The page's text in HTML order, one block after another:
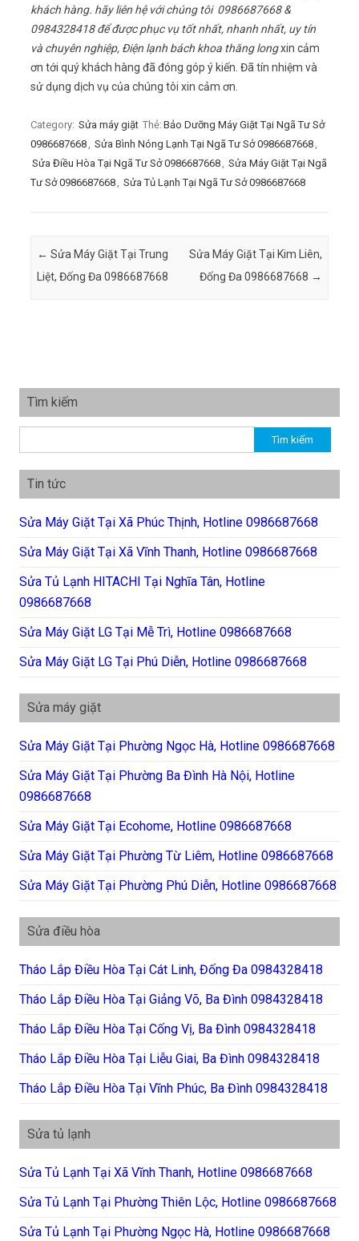
khách hàng. hãy liên hệ với chúng tôi 0986687668 &
0984328418 để được phục vụ tốt nhất, nhanh nhất, uy tín
và chuyên nghiệp, Điện lạnh bách khoa thăng longxin cảm
ơn tới quý khách hàng đã đóng góp ý kiến. Đã tín nhiệm và
sử dụng dịch vụ của chúng tôi xin cảm ơn.
Category: Sửa máy giặt Thẻ: Bảo Dưỡng Máy Giặt Tại Ngã Tư Sở
0986687668, Sửa Bình Nóng Lạnh Tại Ngã Tư Sở 0986687668,
Sửa Điều Hòa Tại Ngã Tư Sở 0986687668, Sửa Máy Giặt Tại Ngã
Tư Sở 0986687668, Sửa Tủ Lạnh Tại Ngã Tư Sở 0986687668
Post navigation
← Sửa Máy Giặt Tại Trung
Liệt, Đống Đa 0986687668
Sửa Máy Giặt Tại Kim Liên,
Đống Đa 0986687668 →
Tìm kiếm
Tin tức
Sửa Máy Giặt Tại Xã Phúc Thịnh, Hotline 0986687668
Sửa Máy Giặt Tại Xã Vĩnh Thanh, Hotline 0986687668
Sửa Tủ Lạnh HITACHI Tại Nghĩa Tân, Hotline
0986687668
Sửa Máy Giặt LG Tại Mễ Trì, Hotline 0986687668
Sửa Máy Giặt LG Tại Phú Diễn, Hotline 0986687668
Sửa máy giặt
Sửa Máy Giặt Tại Phường Ngọc Hà, Hotline 0986687668
Sửa Máy Giặt Tại Phường Ba Đình Hà Nội, Hotline
0986687668
Sửa Máy Giặt Tại Ecohome, Hotline 0986687668
Sửa Máy Giặt Tại Phường Từ Liêm, Hotline 0986687668
Sửa Máy Giặt Tại Phường Phú Diễn, Hotline 0986687668
Sửa điều hòa
Tháo Lắp Điều Hòa Tại Cát Linh, Đống Đa 0984328418
Tháo Lắp Điều Hòa Tại Giảng Võ, Ba Đình 0984328418
Tháo Lắp Điều Hòa Tại Cống Vị, Ba Đình 0984328418
Tháo Lắp Điều Hòa Tại Liễu Giai, Ba Đình 0984328418
Tháo Lắp Điều Hòa Tại Vĩnh Phúc, Ba Đình 0984328418
Sửa tủ lạnh
Sửa Tủ Lạnh Tại Xã Vĩnh Thanh, Hotline 0986687668
Sửa Tủ Lạnh Tại Phường Thiên Lộc, Hotline 0986687668
Sửa Tủ Lạnh Tại Phường Ngọc Hà, Hotline 0986687668